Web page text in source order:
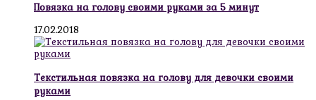
Повязка на голову своими руками за 5 минут
17.02.2018
Текстильная повязка на голову для девочки своими
руками